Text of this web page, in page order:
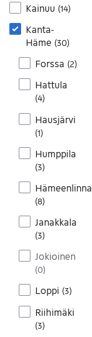
Kainuu (14)
Kanta-
Häme (30)
Forssa (2)
Hattula
(4)
Hausjärvi
(1)
Humppila
(3)
Hämeenlinna
(8)
Janakkala
(3)
Jokioinen
(0)
Loppi (3)
Riihimäki
(3)